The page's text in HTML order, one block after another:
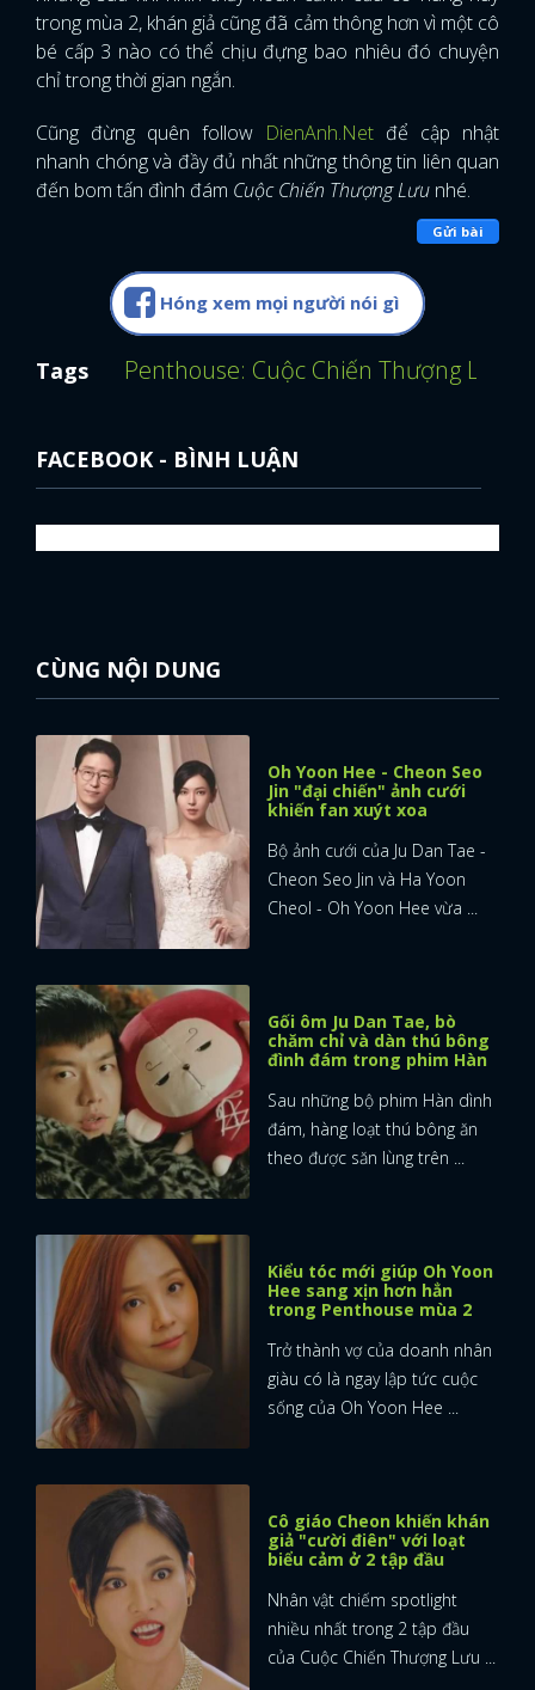
trong mùa 2, khán giả cũng đã cảm thông hơn vì một cô
bé cấp 3 nào có thể chịu đựng bao nhiêu đó chuyện
chỉ trong thời gian ngắn.
Cũng đừng quên follow DienAnh.Net để cập nhật
nhanh chóng và đầy đủ nhất những thông tin liên quan
đến bom tấn đình đám Cuộc Chiến Thượng Lưu nhé.
Gửi bài
Hóng xem mọi người nói gì
Tags Penthouse: Cuộc Chiến Thượng Lưu
FACEBOOK - BÌNH LUẬN
CÙNG NỘI DUNG
Oh Yoon Hee - Cheon Seo
Jin "đại chiến" ảnh cưới
khiến fan xuýt xoa
Bộ ảnh cưới của Ju Dan Tae -
Cheon Seo Jin và Ha Yoon
Cheol - Oh Yoon Hee vừa ...
Gối ôm Ju Dan Tae, bò
chăm chỉ và dàn thú bông
đình đám trong phim Hàn
Sau những bộ phim Hàn dình
đám, hàng loạt thú bông ăn
theo được săn lùng trên ...
Kiểu tóc mới giúp Oh Yoon
Hee sang xịn hơn hẳn
trong Penthouse mùa 2
Trở thành vợ của doanh nhân
giàu có là ngay lập tức cuộc
sống của Oh Yoon Hee ...
Cô giáo Cheon khiến khán
giả "cười điên" với loạt
biểu cảm ở 2 tập đầu
Nhân vật chiếm spotlight
nhiều nhất trong 2 tập đầu
của Cuộc Chiến Thượng Lưu ...